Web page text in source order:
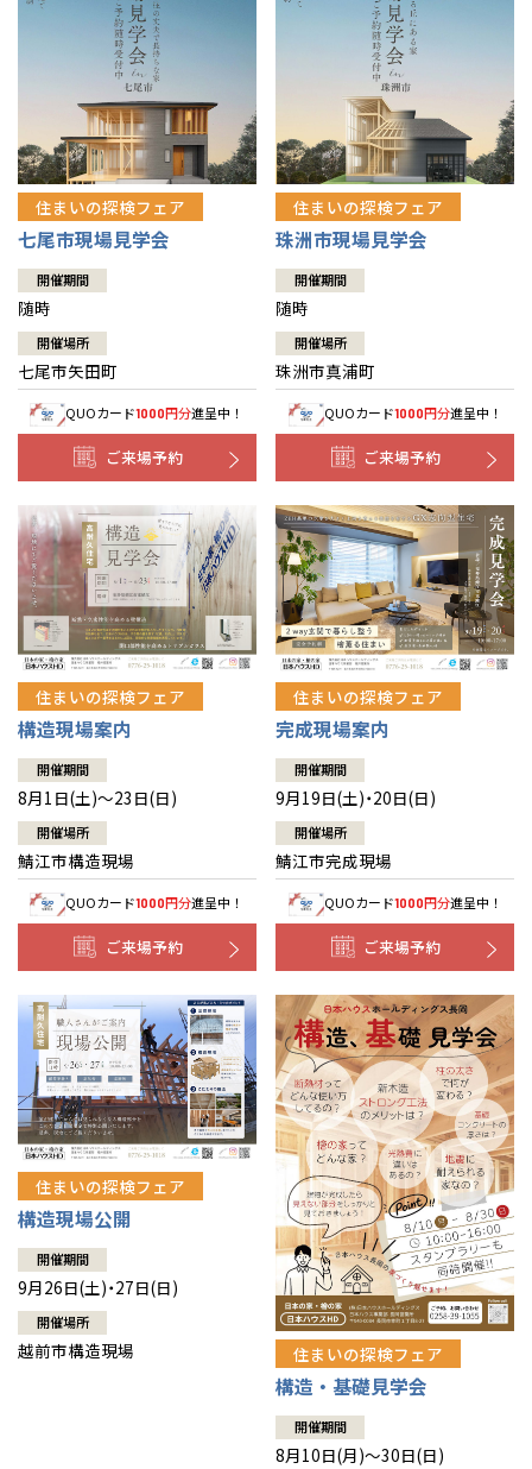
住まいの探検フェア
七尾市現場見学会
開催期間
随時
開催場所
七尾市矢田町
QUOカード1000円分進呈中！
ご来場予約
住まいの探検フェア
珠洲市現場見学会
開催期間
随時
開催場所
珠洲市真浦町
QUOカード1000円分進呈中！
ご来場予約
住まいの探検フェア
構造現場案内
開催期間
8月1日(土)～23日(日)
開催場所
鯖江市構造現場
QUOカード1000円分進呈中！
ご来場予約
住まいの探検フェア
完成現場案内
開催期間
9月19日(土)・20日(日)
開催場所
鯖江市完成現場
QUOカード1000円分進呈中！
ご来場予約
住まいの探検フェア
構造現場公開
開催期間
9月26日(土)・27日(日)
開催場所
越前市構造現場 住まいの探検フェア
構造・基礎見学会
開催期間
8月10日(月)～30日(日)